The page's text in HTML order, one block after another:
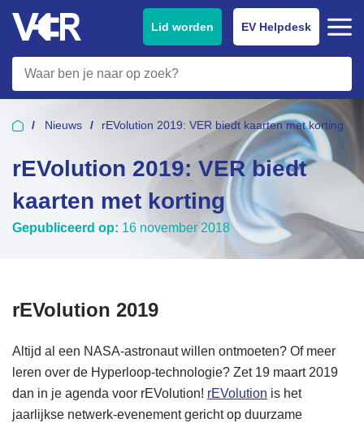
Lid worden EV Helpdesk
Nieuws rEVolution 2019: VER biedt kaarten met korting
rEVolution 2019: VER biedt
kaarten met korting
Gepubliceerd op: 16 november 2018
rEVolution 2019
Altijd al een NASA-astronaut willen ontmoeten? Of meer
leren over de Hyperloop-technologie? Zet 19 maart 2019
dan in je agenda voor rEVolution! rEVolution is het
jaarlijkse netwerk-evenement gericht op duurzame